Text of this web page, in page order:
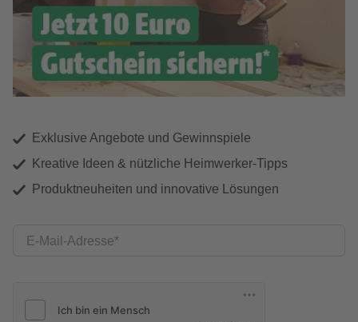
Exklusive Angebote und Gewinnspiele
Kreative Ideen & nützliche Heimwerker-Tipps
Produktneuheiten und innovative Lösungen
E-Mail-Adresse